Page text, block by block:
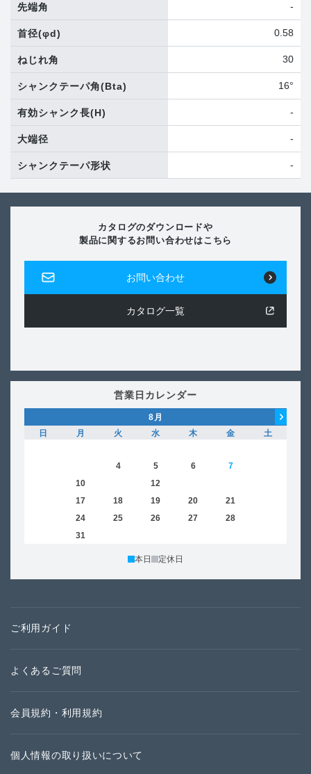
先端角 -
首径(φd) 0.58
ねじれ角 30
シャンクテーパ角(Bta) 16°
有効シャンク長(H) -
大端径 -
シャンクテーパ形状 -
カタログのダウンロードや
製品に関するお問い合わせはこちら
お問い合わせ
カタログ一覧
営業日カレンダー
8 月
日
月 火 水 木 金
土
4 5 6 7
10 12
17 18 19 20 21
24 25 26 27 28
31
本日 定休日
ご利用ガイド
よくあるご質問
会員規約・利用規約
個人情報の取り扱いについて